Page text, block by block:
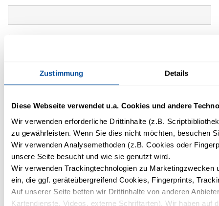
Zustimmung Details
Diese Webseite verwendet u.a. Cookies und andere
Wir verwenden erforderliche Drittinhalte (z.B.
zu gewährleisten. Wenn Sie dies nicht möchten, besuchen
Wir verwenden Analysemethoden (z.B. Cookies oder
unsere Seite besucht und wie sie genutzt wird.
Wir verwenden Trackingtechnologien zu Marketingzwecken
ein, die ggf. geräteübergreifend Cookies, Fingerprints,
Auf unserer Seite betten wir Drittinhalte von anderen
Kartendienste, Videos, externe Schriftarten). Wir haben auf
*
EMAIL